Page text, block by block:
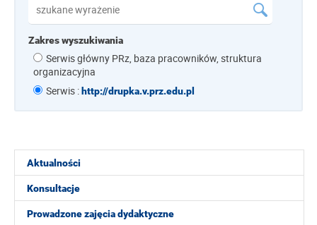
Aktualności
Konsultacje
Prowadzone zajęcia dydaktyczne
Zakres wyszukiwania
Serwis główny PRz, baza pracowników, struktura
organizacyjna
Serwis : http://drupka.v.prz.edu.pl